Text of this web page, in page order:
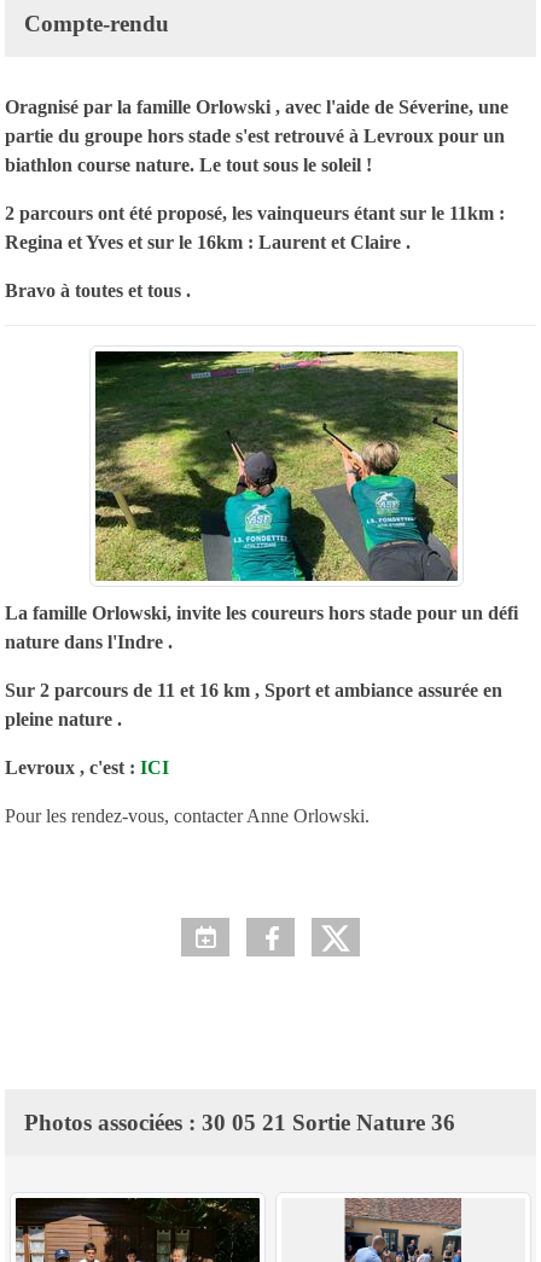
Compte-rendu
Oragnisé par la famille Orlowski , avec l'aide de Séverine, une
partie du groupe hors stade s'est retrouvé à Levroux pour un
biathlon course nature. Le tout sous le soleil !
2 parcours ont été proposé, les vainqueurs étant sur le 11km :
Regina et Yves et sur le 16km : Laurent et Claire .
Bravo à toutes et tous .
La famille Orlowski, invite les coureurs hors stade pour un défi
nature dans l'Indre .
Sur 2 parcours de 11 et 16 km , Sport et ambiance assurée en
pleine nature .
Levroux , c'est : ICI
Pour les rendez-vous, contacter Anne Orlowski.
Photos associées : 30 05 21 Sortie Nature 36